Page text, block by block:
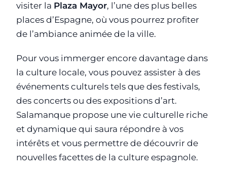
visiter la Plaza Mayor, l’une des plus belles
places d’Espagne, où vous pourrez profiter
de l’ambiance animée de la ville.
Pour vous immerger encore davantage dans
la culture locale, vous pouvez assister à des
événements culturels tels que des festivals,
des concerts ou des expositions d’art.
Salamanque propose une vie culturelle riche
et dynamique qui saura répondre à vos
intérêts et vous permettre de découvrir de
nouvelles facettes de la culture espagnole.